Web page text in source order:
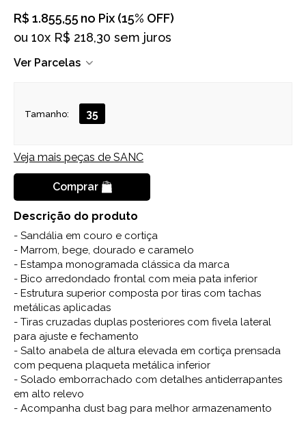
R$ 1.855,55 no Pix (15% OFF)
ou 10x R$ 218,30 sem juros
Ver Parcelas
Tamanho: 35
Veja mais peças de SANC
Comprar
Descrição do produto
- Sandália em couro e cortiça
- Marrom, bege, dourado e caramelo
- Estampa monogramada clássica da marca
- Bico arredondado frontal com meia pata inferior
- Estrutura superior composta por tiras com tachas
metálicas aplicadas
- Tiras cruzadas duplas posteriores com fivela lateral
para ajuste e fechamento
- Salto anabela de altura elevada em cortiça prensada
com pequena plaqueta metálica inferior
- Solado emborrachado com detalhes antiderrapantes
em alto relevo
- Acompanha dust bag para melhor armazenamento